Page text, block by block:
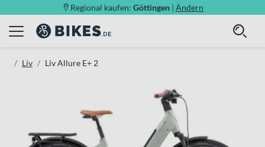
Regional kaufen: Göttingen | Ändern
Liv Liv Allure E+ 2